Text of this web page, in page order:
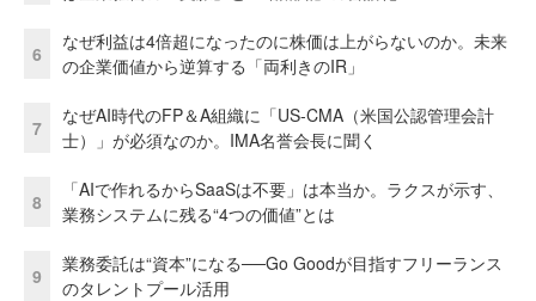
6
なぜ利益は4倍超になったのに株価は上がらないのか。未来
の企業価値から逆算する「両利きのIR」
7
なぜAI時代のFP＆A組織に「US-CMA（米国公認管理会計
士）」が必須なのか。IMA名誉会長に聞く
8
「AIで作れるからSaaSは不要」は本当か。ラクスが示す、
業務システムに残る“4つの価値”とは
9
業務委託は“資本”になる──Go Goodが目指すフリーランス
のタレントプール活用